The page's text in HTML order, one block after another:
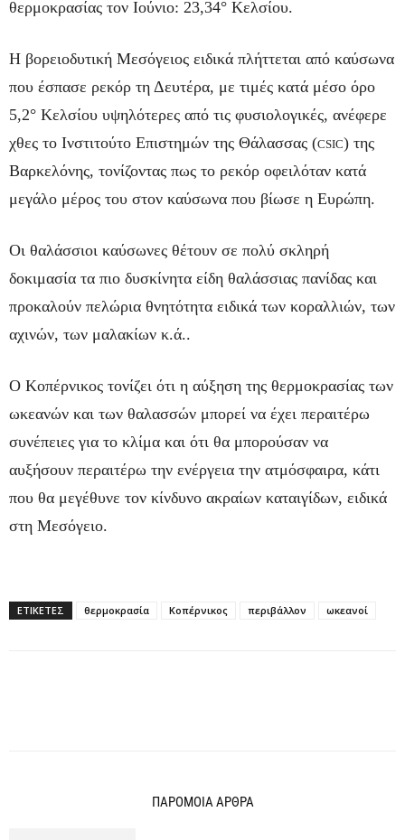
θερμοκρασίας τον Ιούνιο: 23,34° Κελσίου.
Η βορειοδυτική Μεσόγειος ειδικά πλήττεται από καύσωνα
που έσπασε ρεκόρ τη Δευτέρα, με τιμές κατά μέσο όρο
5,2° Κελσίου υψηλότερες από τις φυσιολογικές, ανέφερε
χθες το Ινστιτούτο Επιστημών της Θάλασσας (CSIC) της
Βαρκελόνης, τονίζοντας πως το ρεκόρ οφειλόταν κατά
μεγάλο μέρος του στον καύσωνα που βίωσε η Ευρώπη.
Οι θαλάσσιοι καύσωνες θέτουν σε πολύ σκληρή
δοκιμασία τα πιο δυσκίνητα είδη θαλάσσιας πανίδας και
προκαλούν πελώρια θνητότητα ειδικά των κοραλλιών, των
αχινών, των μαλακίων κ.ά..
Ο Κοπέρνικος τονίζει ότι η αύξηση της θερμοκρασίας των
ωκεανών και των θαλασσών μπορεί να έχει περαιτέρω
συνέπειες για το κλίμα και ότι θα μπορούσαν να
αυξήσουν περαιτέρω την ενέργεια την ατμόσφαιρα, κάτι
που θα μεγέθυνε τον κίνδυνο ακραίων καταιγίδων, ειδικά
στη Μεσόγειο.
ΕΤΙΚΕΤΕΣ θερμοκρασία Κοπέρνικος περιβάλλον ωκεανοί
ΠΑΡΟΜΟΙΑ ΑΡΘΡΑ